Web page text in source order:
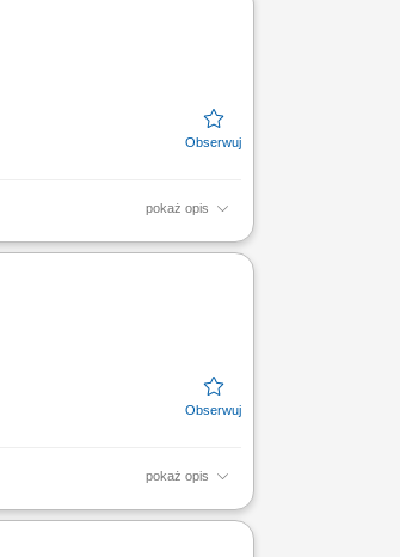
pokaż opis
uzyskanych wyników
pokaż opis
nadzoru nad